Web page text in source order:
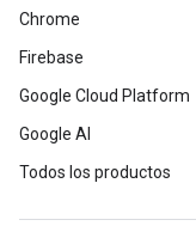
Chrome
Firebase
Google Cloud Platform
Google AI
Todos los productos